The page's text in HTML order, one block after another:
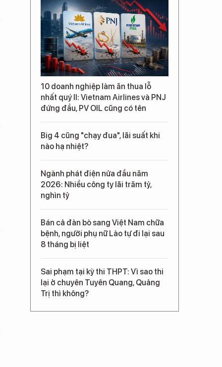
10 doanh nghiệp làm ăn thua lỗ
nhất quý II: Vietnam Airlines và PNJ
đứng đầu, PV OIL cũng có tên
Big 4 cũng "chạy đua", lãi suất khi
nào hạ nhiệt?
Ngành phát điện nửa đầu năm
2026: Nhiều công ty lãi trăm tỷ,
nghìn tỷ
Bán cả đàn bò sang Việt Nam chữa
bệnh, người phụ nữ Lào tự đi lại sau
8 tháng bị liệt
Sai phạm tại kỳ thi THPT: Vì sao thi
lại ở chuyên Tuyên Quang, Quảng
Trị thì không?